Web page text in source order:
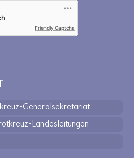
Friendly Captcha
Generalsekretariat
Landesleitungen